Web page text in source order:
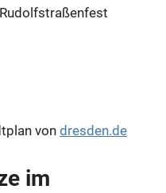
vondresden.de
im